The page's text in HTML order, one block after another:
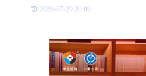
图书的价格混乱不一致。图书旺季的
总会搞得各方面人员焦头烂额。随着
2026-07-29 20:09